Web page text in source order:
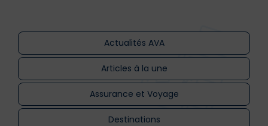
Actualités AVA
Articles à la une
Assurance et Voyage
Destinations